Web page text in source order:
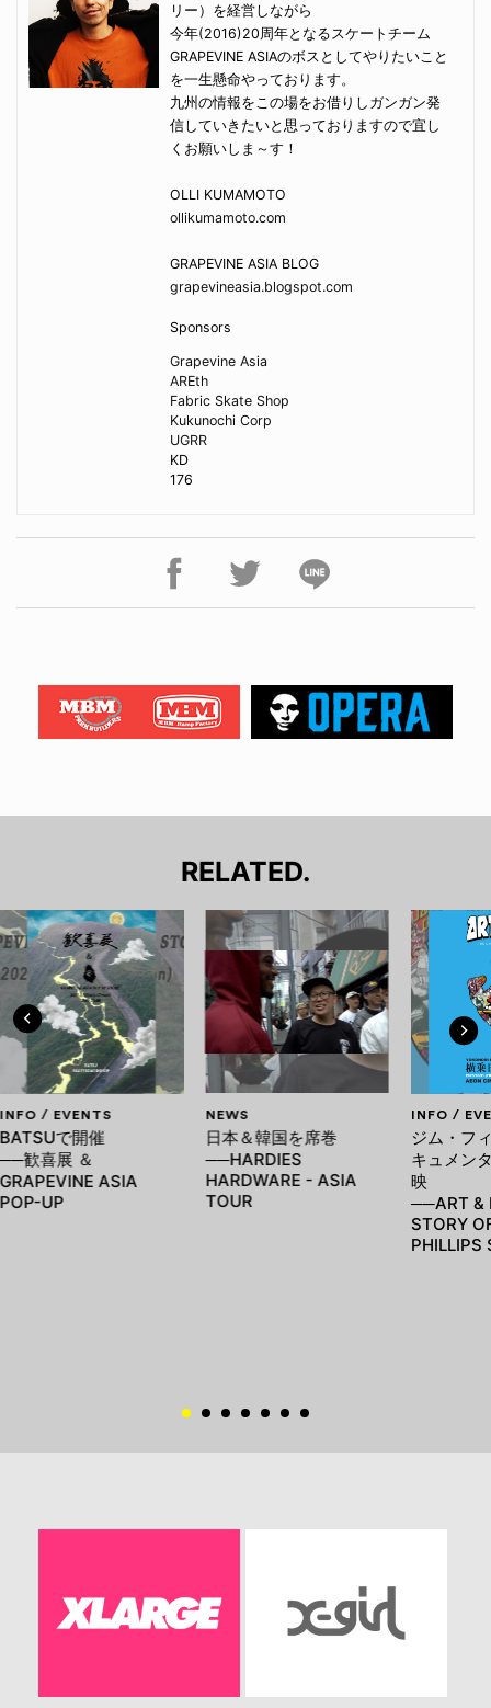
リー）を経営しながら
今年(2016)20周年となるスケートチーム
GRAPEVINE ASIAのボスとしてやりたいこと
を一生懸命やっております。
九州の情報をこの場をお借りしガンガン発
信していきたいと思っておりますので宜し
くお願いしま～す！
OLLI KUMAMOTO
ollikumamoto.com
GRAPEVINE ASIA BLOG
grapevineasia.blogspot.com
Sponsors
Grapevine Asia
AREth
Fabric Skate Shop
Kukunochi Corp
UGRR
KD
176
RELATED.
INFO / EVENTS
BATSUで開催
──歓喜展 ＆
GRAPEVINE ASIA
POP-UP
NEWS
日本＆韓国を席巻
──HARDIES
HARDWARE - ASIA
TOUR
INFO /
ジム・フ
キュメン
映
──ART &
STORY
PHILLIPS